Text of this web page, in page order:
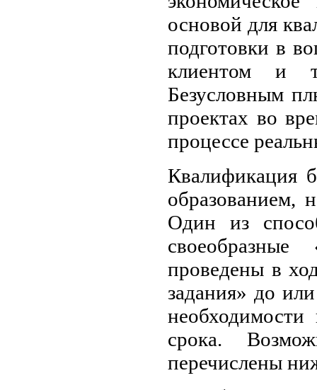
основой для
подготовки в
клиентом и
Безусловным
проектах во
процессе
Квалификация
образованием,
Один из
проведены в
задания» до
срока.
перечислены